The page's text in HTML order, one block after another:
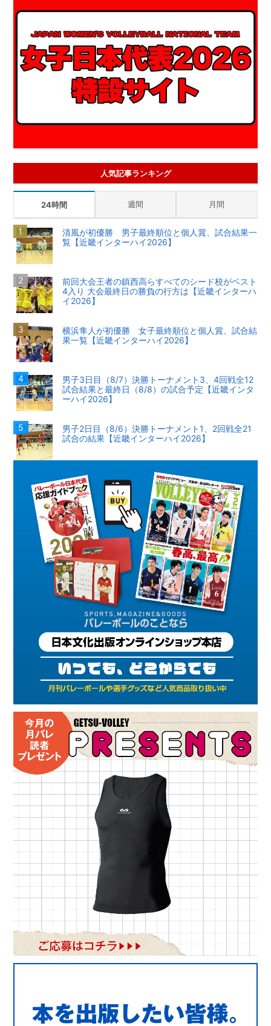
人気記事ランキング
24時間 週間 月間
清風が初優勝 男子最終順位と個人賞、試合結果一
覧【近畿インターハイ2026】
前回大会王者の鎮西高らすべてのシード校がベスト
4入り 大会最終日の勝負の行方は【近畿インターハ
イ2026】
横浜隼人が初優勝 女子最終順位と個人賞、試合結
果一覧【近畿インターハイ2026】
男子3日目（8/7）決勝トーナメント3、4回戦全12
試合結果と最終日（8/8）の試合予定【近畿インタ
ーハイ2026】
男子2日目（8/6）決勝トーナメント1、2回戦全21
試合の結果【近畿インターハイ2026】